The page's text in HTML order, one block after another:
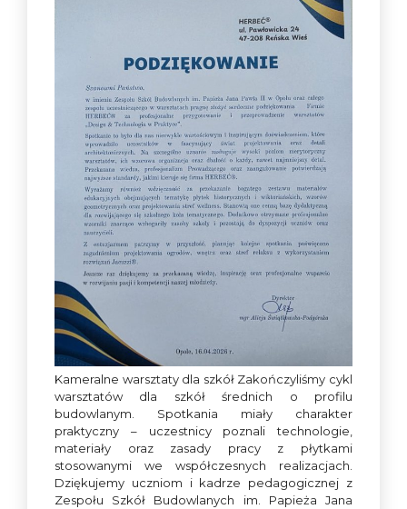
Kameralne warsztaty dla szkół Zakończyliśmy cykl
warsztatów dla szkół średnich o profilu
budowlanym. Spotkania miały charakter
praktyczny – uczestnicy poznali technologie,
materiały oraz zasady pracy z płytkami
stosowanymi we współczesnych realizacjach.
Dziękujemy uczniom i kadrze pedagogicznej z
Zespołu Szkół Budowlanych im. Papieża Jana